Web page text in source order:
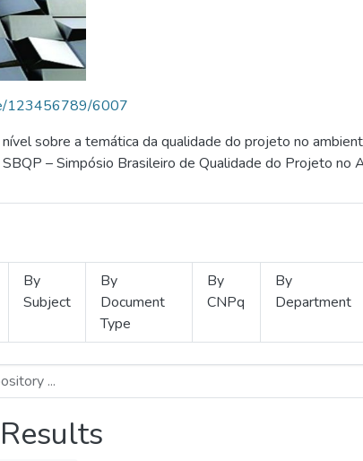
123456789/6007
sobre a temática da qualidade do projeto no
– Simpósio Brasileiro de Qualidade do Projeto no
By
Subject
By
Document
Type
By
CNPq
By
Department